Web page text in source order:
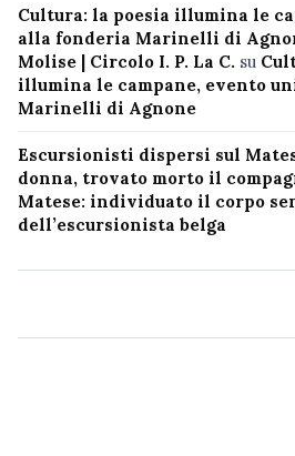
Cultura: la poesia illumina le
alla fonderia Marinelli di
Molise | Circolo I. P. La C. su
illumina le campane, evento
Marinelli di Agnone
Escursionisti dispersi sul
donna, trovato morto il
Matese: individuato il corpo
dell’escursionista belga